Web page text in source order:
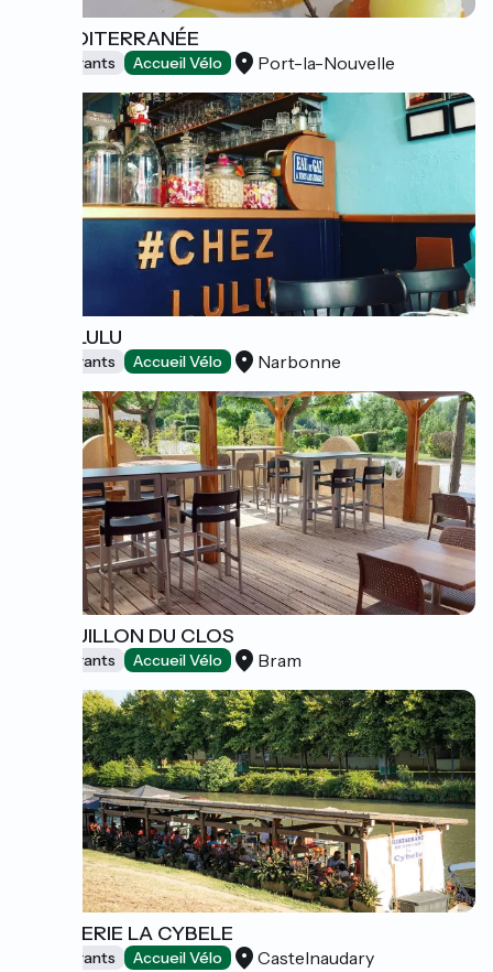
LE MÉDITERRANÉE
Restaurants Accueil Vélo Port-la-Nouvelle
CHEZ LULU
Restaurants Accueil Vélo Narbonne
LE BOUILLON DU CLOS
Restaurants Accueil Vélo Bram
BRASSERIE LA CYBELE
Restaurants Accueil Vélo Castelnaudary